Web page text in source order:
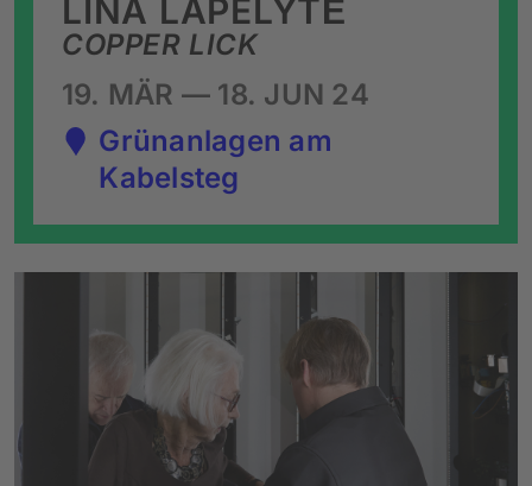
COPPER LICK
LINA LAPELYTĖ
19. MÄR — 18. JUN 24
Grünanlagen am
Kabelsteg